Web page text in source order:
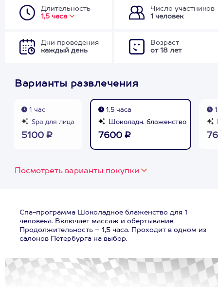
Длительность
1,5 часа
Число участников
1 человек
Дни проведения
каждый день
Возраст
от 18 лет
Варианты развлечения
1 час
Spa для лица
5100 ₽
1,5 часа
Шоколадн. блаженство
7600 ₽
Посмотреть варианты покупки
Спа-программа Шоколадное блаженство для 1
человека. Включает массаж и обертывание.
Продолжительность – 1,5 часа. Проходит в одном из
салонов Петербурга на выбор.